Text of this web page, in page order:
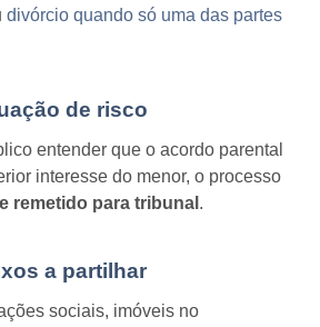
divórcio quando só uma das partes
de risco
entender que o acordo parental
interesse do menor, o processo
remetido para tribunal .
a partilhar
sociais, imóveis no